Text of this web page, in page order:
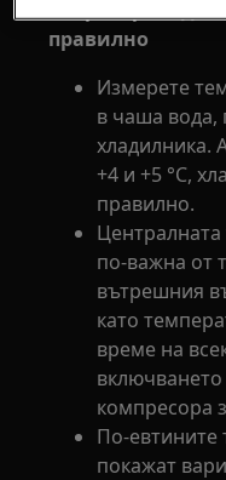
правилно
Измерете
в чаша вода,
хладилника.
+4 и +5 °C,
правилно.
по-важна от
вътрешния
като
време на
компресора
По-
покажат